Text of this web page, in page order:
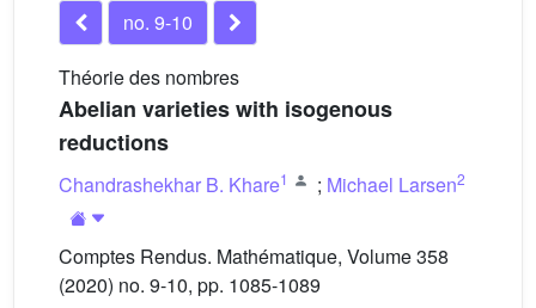
no. 9-10
Théorie des nombres
Abelian varieties with isogenous
reductions
Chandrashekhar B. Khare1 ; Michael Larsen2
Comptes Rendus. Mathématique, Volume 358
(2020) no. 9-10, pp. 1085-1089